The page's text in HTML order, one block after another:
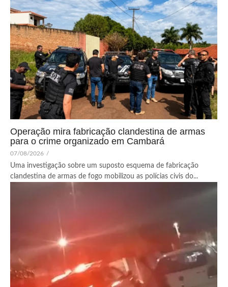
Operação mira fabricação clandestina de armas
para o crime organizado em Cambará
07/08/2026 /
Uma investigação sobre um suposto esquema de fabricação
clandestina de armas de fogo mobilizou as polícias civis do...